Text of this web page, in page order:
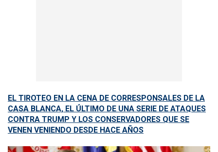
EL TIROTEO EN LA CENA DE CORRESPONSALES DE LA
CASA BLANCA, EL ÚLTIMO DE UNA SERIE DE ATAQUES
CONTRA TRUMP Y LOS CONSERVADORES QUE SE
VENEN VENIENDO DESDE HACE AÑOS